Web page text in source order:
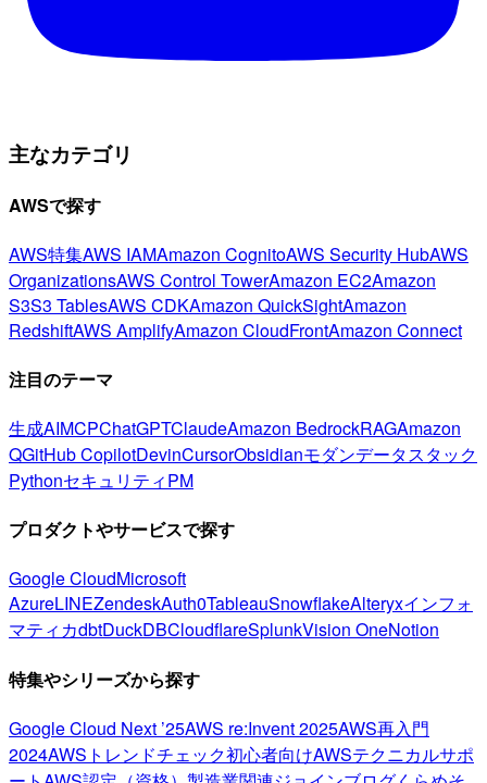
主なカテゴリ
AWSで探す
AWS特集AWS IAMAmazon CognitoAWS Security HubAWS
OrganizationsAWS Control TowerAmazon EC2Amazon
S3S3 TablesAWS CDKAmazon QuickSightAmazon
RedshiftAWS AmplifyAmazon CloudFrontAmazon Connect
注目のテーマ
生成AIMCPChatGPTClaudeAmazon BedrockRAGAmazon
QGitHub CopilotDevinCursorObsidianモダンデータスタック
PythonセキュリティPM
プロダクトやサービスで探す
Google CloudMicrosoft
AzureLINEZendeskAuth0TableauSnowflakeAlteryxインフォ
マティカdbtDuckDBCloudflareSplunkVision OneNotion
特集やシリーズから探す
Google Cloud Next ’25AWS re:Invent 2025AWS再入門
2024AWSトレンドチェック初心者向けAWSテクニカルサポ